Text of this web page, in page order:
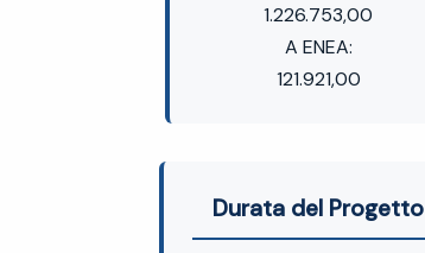
1.226.753,00
A ENEA:
121.921,00
Durata del Progetto